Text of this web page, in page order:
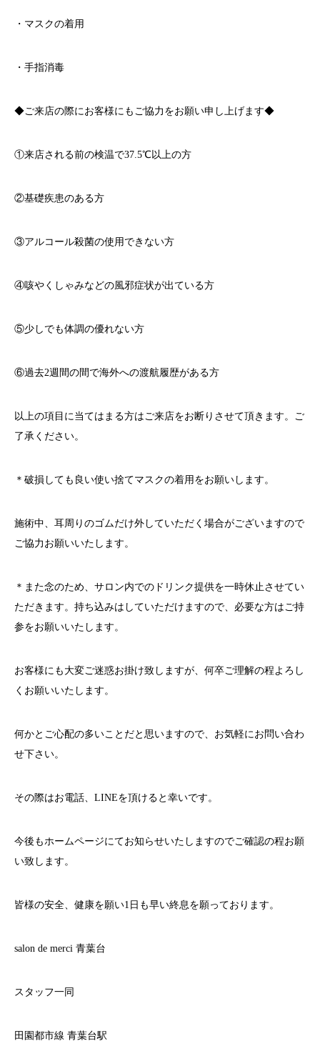
・マスクの着用
・手指消毒
◆ご来店の際にお客様にもご協力をお願い申し上げます◆
①来店される前の検温で37.5℃以上の方
②基礎疾患のある方
③アルコール殺菌の使用できない方
④咳やくしゃみなどの風邪症状が出ている方
⑤少しでも体調の優れない方
⑥過去2週間の間で海外への渡航履歴がある方
以上の項目に当てはまる方はご来店をお断りさせて頂きます。ご
了承ください。
＊破損しても良い使い捨てマスクの着用をお願いします。
施術中、耳周りのゴムだけ外していただく場合がございますので
ご協力お願いいたします。
＊また念のため、サロン内でのドリンク提供を一時休止させてい
ただきます。持ち込みはしていただけますので、必要な方はご持
参をお願いいたします。
お客様にも大変ご迷惑お掛け致しますが、何卒ご理解の程よろし
くお願いいたします。
何かとご心配の多いことだと思いますので、お気軽にお問い合わ
せ下さい。
その際はお電話、 LINEを頂けると幸いです。
今後もホームページにてお知らせいたしますのでご確認の程お願
い致します。
皆様の安全、健康を願い1 日も早い終息を願っております。
salon de merci 青葉台
スタッフ一同
田園都市線 青葉台駅